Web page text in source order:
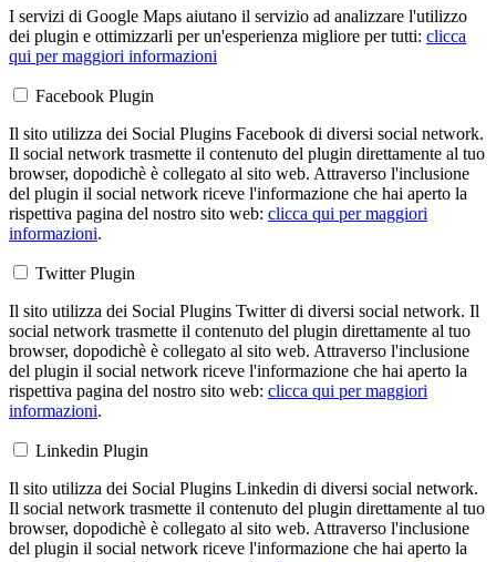
I servizi di Google Maps aiutano il servizio ad analizzare l'utilizzo
dei plugin e ottimizzarli per un'esperienza migliore per tutti: clicca
qui per maggiori informazioni
Facebook Plugin
Il sito utilizza dei Social Plugins Facebook di diversi social network.
Il social network trasmette il contenuto del plugin direttamente al tuo
browser, dopodichè è collegato al sito web. Attraverso l'inclusione
del plugin il social network riceve l'informazione che hai aperto la
rispettiva pagina del nostro sito web: clicca qui per maggiori
informazioni.
Twitter Plugin
Il sito utilizza dei Social Plugins Twitter di diversi social network. Il
social network trasmette il contenuto del plugin direttamente al tuo
browser, dopodichè è collegato al sito web. Attraverso l'inclusione
del plugin il social network riceve l'informazione che hai aperto la
rispettiva pagina del nostro sito web: clicca qui per maggiori
informazioni.
Linkedin Plugin
Il sito utilizza dei Social Plugins Linkedin di diversi social network.
Il social network trasmette il contenuto del plugin direttamente al tuo
browser, dopodichè è collegato al sito web. Attraverso l'inclusione
del plugin il social network riceve l'informazione che hai aperto la